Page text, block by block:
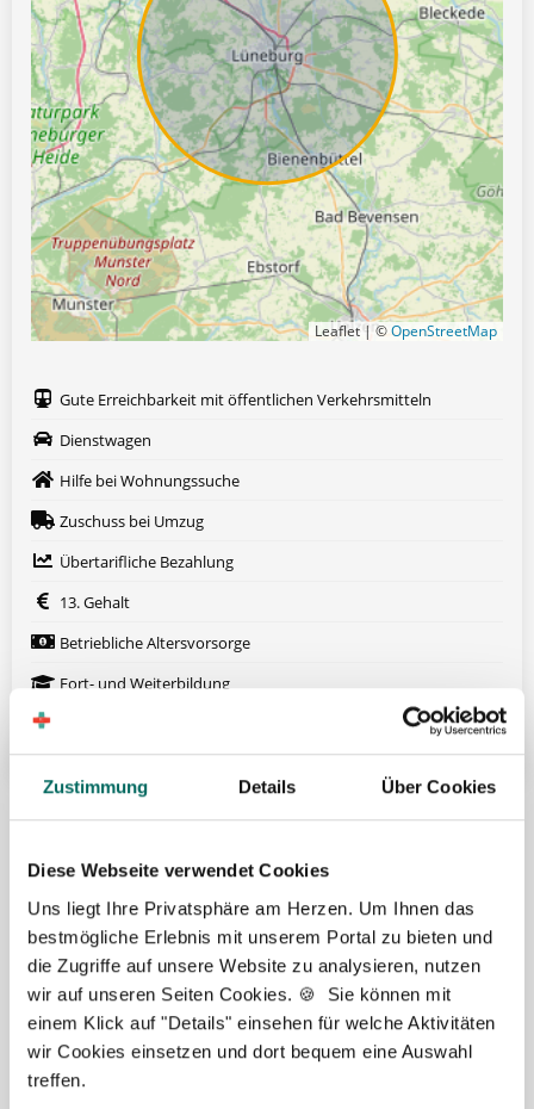
Zustimmung Details Über Cookies
Diese Webseite verwendet Cookies
Uns liegt Ihre Privatsphäre am Herzen. Um Ihnen das
bestmögliche Erlebnis mit unserem Portal zu bieten und
die Zugriffe auf unsere Website zu analysieren, nutzen
wir auf unseren Seiten Cookies. 🍪 Sie können mit
einem Klick auf "Details" einsehen für welche Aktivitäten
wir Cookies einsetzen und dort bequem eine Auswahl
treffen.
Leaflet | ©OpenStreetMap
Gute Erreichbarkeit mit öffentlichen Verkehrsmitteln
Dienstwagen
Hilfe bei Wohnungssuche
Zuschuss bei Umzug
Übertarifliche Bezahlung
13. Gehalt
Betriebliche Altersvorsorge
Fort- und Weiterbildung
Hier finden Sie aktuelle Stellenangebote in Ihrer
Berlin Biberach Dinslaken |Dortmund Erfurt| Essen Fürth
Hamburg
| Hannover | Heilbronn Ingolstadt Kassel | Lübeck
Magdeburg|Mönchengladbach|München|Münster| Neu-Ulm
Pforzheim |Schweinfurt|Stendal|Stuttgart|Waren|Wiesbaden
Wilhelmshaven|